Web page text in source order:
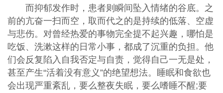
而抑郁发作时，患者则瞬间坠入情绪的谷底。之
前的亢奋一扫而空，取而代之的是持续的低落、空虚
与悲伤。对曾经热爱的事物完全提不起兴趣，哪怕是
吃饭、洗漱这样的日常小事，都成了沉重的负担。他
们会反复陷入自我否定与自责，觉得自己一无是处，
甚至产生“活着没有意义”的绝望想法。睡眠和食欲也
会出现严重紊乱，要么整夜失眠，要么嗜睡不醒;要